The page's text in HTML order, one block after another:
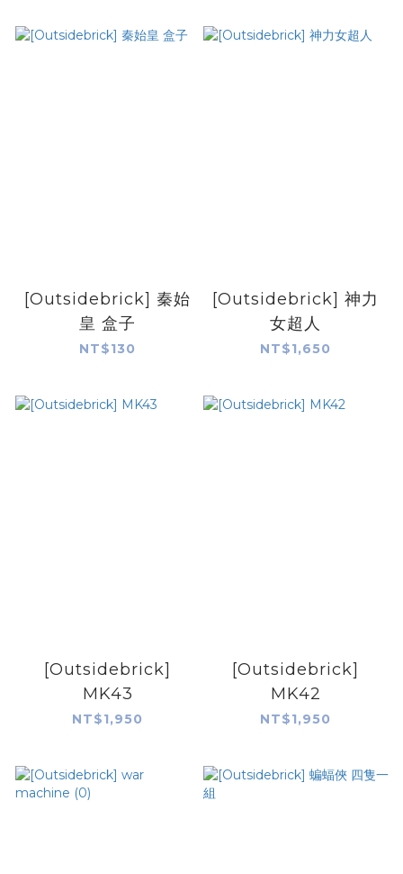
[Outsidebrick] 秦始
皇 盒子
NT$130
[Outsidebrick] 神力
女超人
NT$1,650
[Outsidebrick]
MK43
NT$1,950
[Outsidebrick]
MK42
NT$1,950